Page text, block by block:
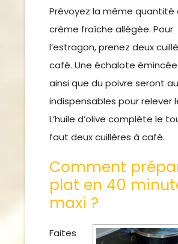
Prévoyez la même quantité
crème fraîche allégée. Pour
l’estragon, prenez deux
café. Une échalote
ainsi que du poivre seront
indispensables pour relever
L’huile d’olive complète le
faut deux cuillères à café.
Comment
plat en 40
maxi ?
Faites